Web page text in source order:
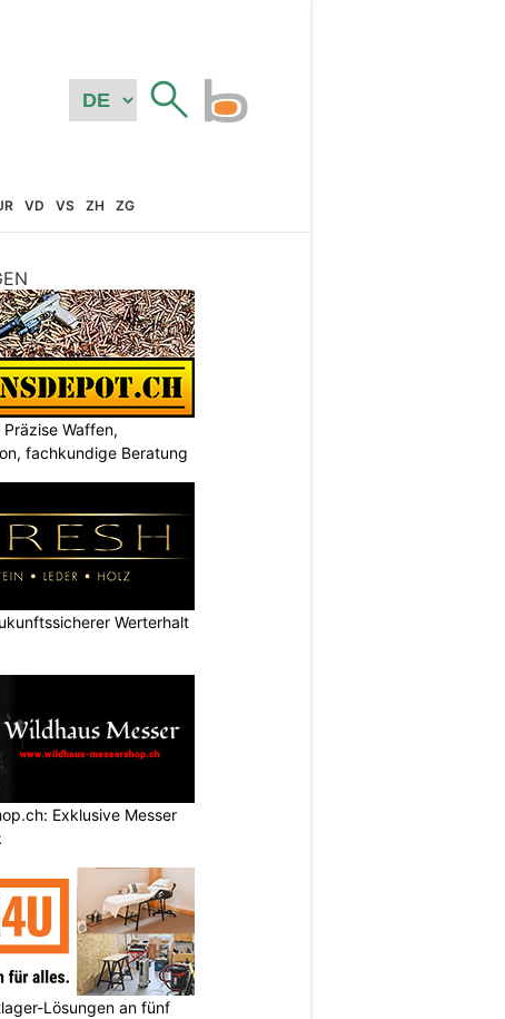
VD VS ZH ZG
Waffen,
fachkundige Beratung
Werterhalt
Exklusive Messer
Lösungen an fünf